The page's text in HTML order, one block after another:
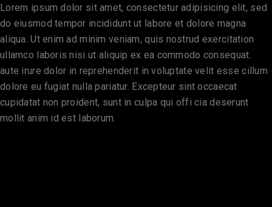
Lorem ipsum dolor sit amet, consectetur adipisicing elit, sed
do eiusmod tempor incididunt ut labore et dolore magna
aliqua. Ut enim ad minim veniam, quis nostrud exercitation
ullamco laboris nisi ut aliquip ex ea commodo consequat.
aute irure dolor in reprehenderit in voluptate velit esse cillum
dolore eu fugiat nulla pariatur. Excepteur sint occaecat
cupidatat non proident, sunt in culpa qui offi cia deserunt
mollit anim id est laborum.